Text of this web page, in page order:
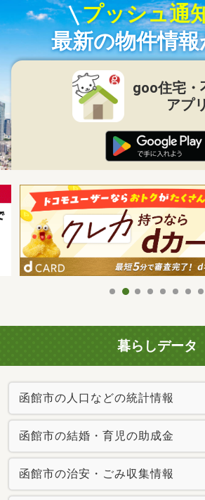
プッシュ通
最新の物件情
goo住宅・
アプリ
暮らしデータ
函館市の人口などの統計情報
函館市の結婚・育児の助成金
函館市の治安・ごみ収集情報